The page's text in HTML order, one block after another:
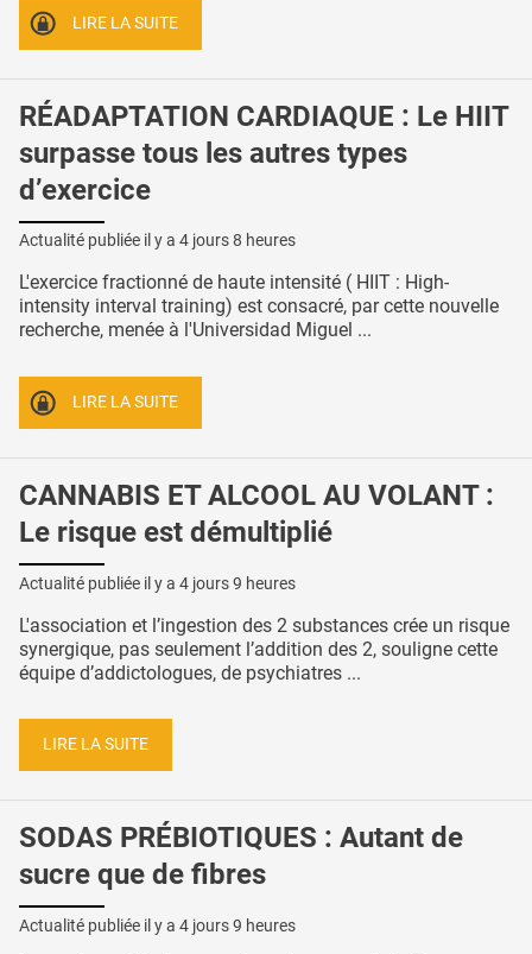
LIRE LA SUITE
RÉADAPTATION CARDIAQUE : Le HIIT
surpasse tous les autres types
d’exercice
Actualité publiée il y a 4 jours 8 heures
L'exercice fractionné de haute intensité ( HIIT : High-
intensity interval training) est consacré, par cette nouvelle
recherche, menée à l'Universidad Miguel ...
LIRE LA SUITE
CANNABIS ET ALCOOL AU VOLANT :
Le risque est démultiplié
Actualité publiée il y a 4 jours 9 heures
L'association et l’ingestion des 2 substances crée un risque
synergique, pas seulement l’addition des 2, souligne cette
équipe d’addictologues, de psychiatres ...
LIRE LA SUITE
SODAS PRÉBIOTIQUES : Autant de
sucre que de fibres
Actualité publiée il y a 4 jours 9 heures